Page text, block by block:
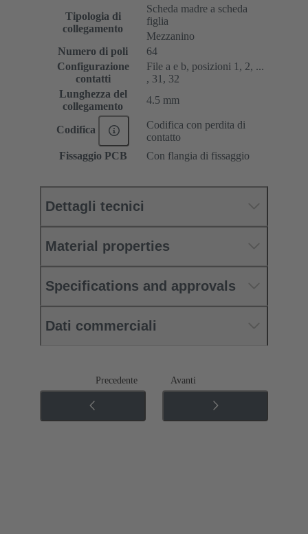
Tipologia di
collegamento
Scheda madre a scheda
figlia
Mezzanino
Numero di poli
64
Configurazione
contatti
File a e b, posizioni 1, 2, ...
, 31, 32
Lunghezza del
collegamento
4.5 mm
Codifica
Codifica con perdita di
contatto
Fissaggio PCB
Con flangia di fissaggio
Dettagli tecnici
Material properties
Specifications and approvals
Dati commerciali
Precedente Avanti